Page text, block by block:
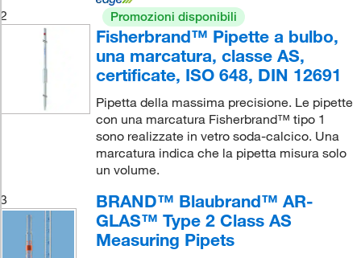
2 Promozioni disponibili
Fisherbrand™ Pipette a bulbo,
una marcatura, classe AS,
certificate, ISO 648, DIN 12691
Pipetta della massima precisione. Le pipette
con una marcatura Fisherbrand™ tipo 1
sono realizzate in vetro soda-calcico. Una
marcatura indica che la pipetta misura solo
un volume.
3
BRAND™ Blaubrand™ AR-
GLAS™ Type 2 Class AS
Measuring Pipets